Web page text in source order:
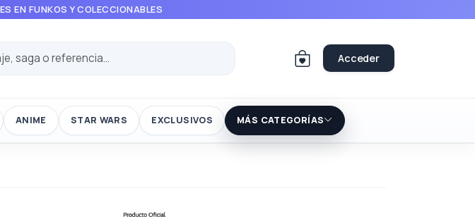
EN FUNKOS Y COLECCIONABLES
Acceder
ANIME STAR WARS EXCLUSIVOS MÁS CATEGORÍAS